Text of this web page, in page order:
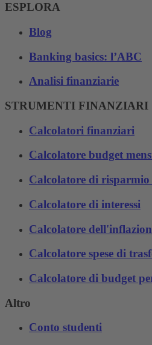
ESPLORA
Blog
Banking basics: l’ABC
Analisi finanziarie
STRUMENTI FINANZIARI
Calcolatori finanziari
Calcolatore budget
Calcolatore di risparmio
Calcolatore di interessi
Calcolatore
Calcolatore spese di
Calcolatore di budget
Altro
Conto studenti